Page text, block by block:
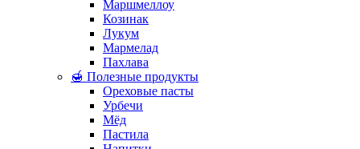
Маршмеллоу
Козинак
Лукум
Мармелад
Пахлава
🍯 Полезные продукты
Ореховые пасты
Урбечи
Мёд
Пастила